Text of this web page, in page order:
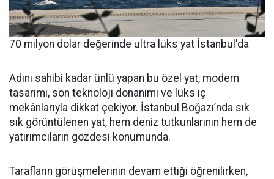
70 milyon dolar değerinde ultra lüks yat İstanbul'da
Adını sahibi kadar ünlü yapan bu özel yat, modern
tasarımı, son teknoloji donanımı ve lüks iç
mekânlarıyla dikkat çekiyor. İstanbul Boğazı’nda sık
sık görüntülenen yat, hem deniz tutkunlarının hem de
yatırımcıların gözdesi konumunda.
Tarafların görüşmelerinin devam ettiği öğrenilirken,